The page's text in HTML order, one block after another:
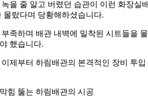
을 줄 알고 버렸던 습관이 이런 화장실
몰랐다며 당황해하셨습니다.
족하며 배관 내벽에 밀착된 시트들을
했습니다.
제부터 하림배관의 본격적인 장비 투입
힘 뚫는 하림배관의 시공